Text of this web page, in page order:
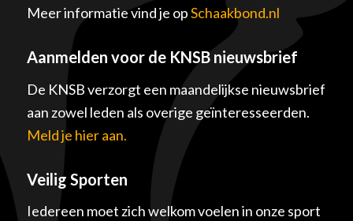
Meer informatie vind je opSchaakbond.nl
Aanmelden voor de KNSB nieuwsbrief
De KNSB verzorgt een maandelijkse nieuwsbrief
aan zowel leden als overige geïnteresseerden.
Meld je hier aan.
Veilig Sporten
Iedereen moet zich welkom voelen in onze sport